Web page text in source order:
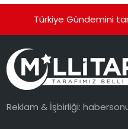
Türkiye Gündemini
Reklam & İşbirliği: